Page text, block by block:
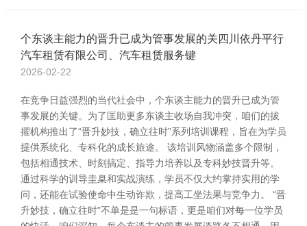
个东谈主能力的晋升已成为管事发展的关四川依丹平行
汽车租赁有限公司、汽车租赁服务键
2026-02-22
在竞争日益强烈的当代社会中，个东谈主能力的晋升已成为管
事发展的关键。为了匡助更多东谈主收场自我冲突，咱们的拔
擢机构推出了“晋升妙技，确立往时”系列培训课程，旨在为学员
提供系统化、专科化的成长旅途。 该培训风物涵盖多个限制，
包括相通技术、时刻搞定、指导力培养以及专科妙技晋升等。
通过科学的训导圭臬和实战演练，学员不仅大约掌持实用的学
问，还能在试验使命中生动诈欺，提高工坐法果与竞争力。 “晋
升妙技，确立往时”不单是是一句标语，更是咱们对每一位学员